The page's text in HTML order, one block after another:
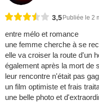
3,5 Publiée le 2
entre mélo et romance
une femme cherche à se
elle va croiser la route d'un
également après la mort de
leur rencontre n'était pas
un film optimiste et frais
une belle photo et